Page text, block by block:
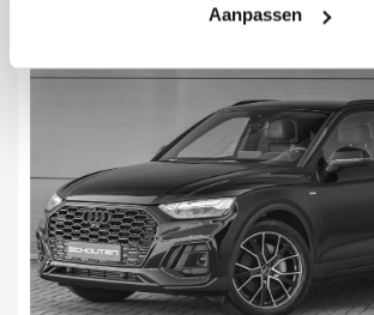
Aanpassen